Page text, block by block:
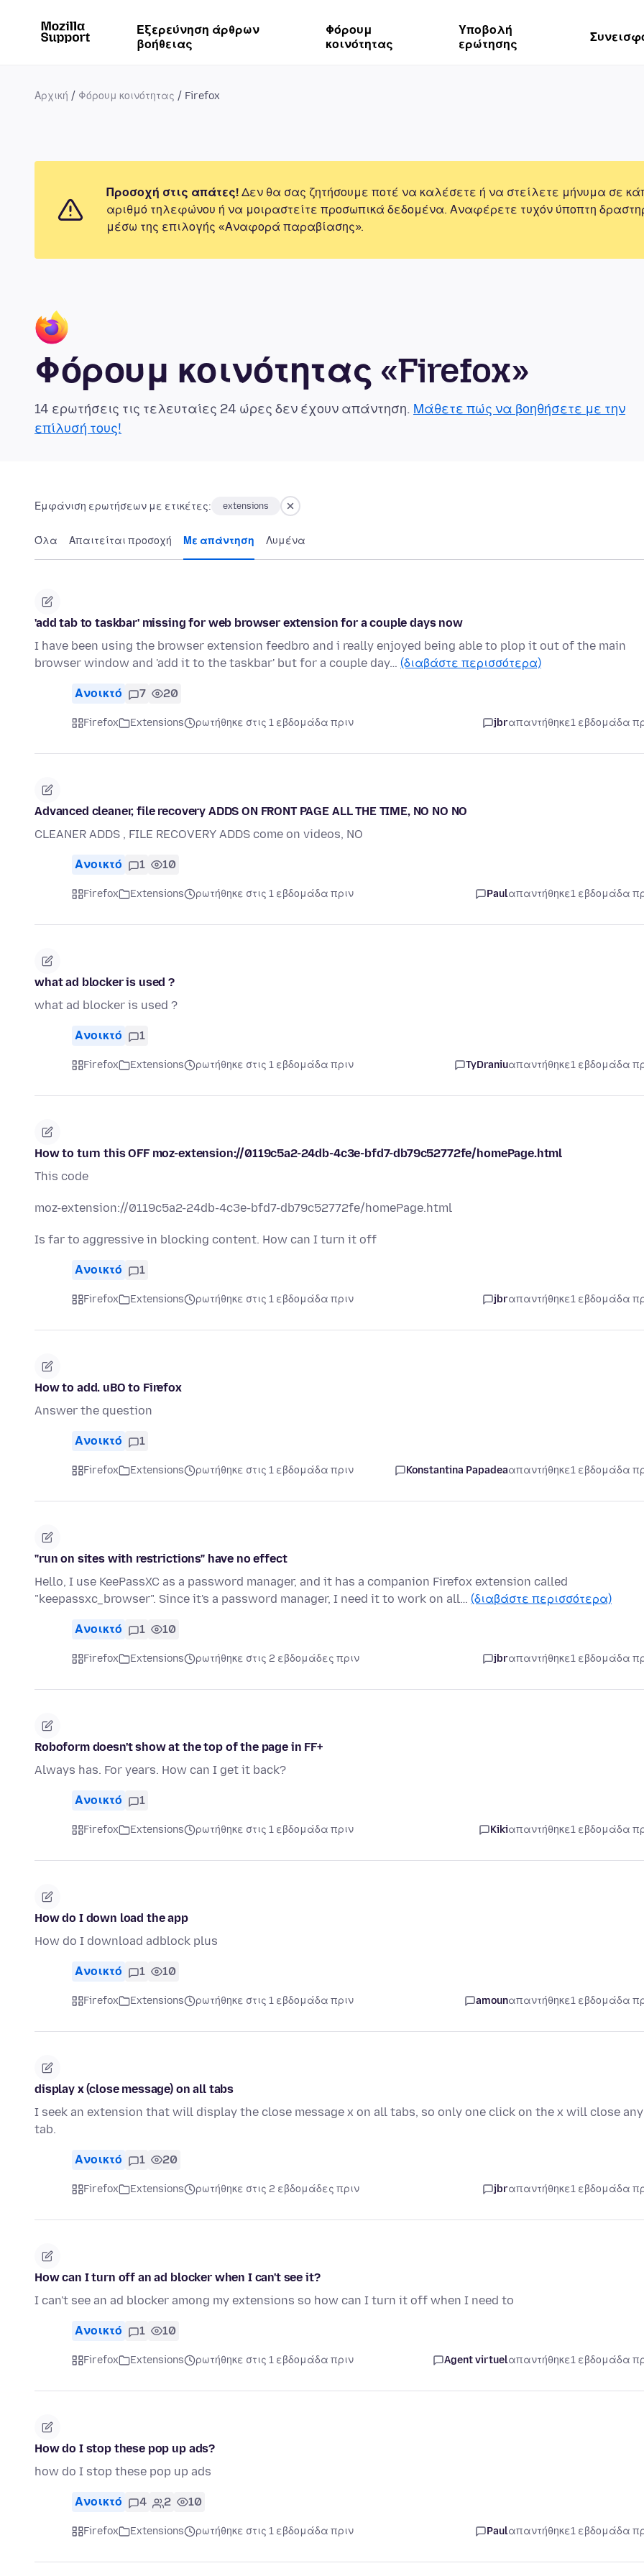
Εξερεύνηση άρθρων
βοήθειας
Φόρουμ
κοινότητας
Υποβολή
ερώτησης
Αρχική Φόρουμ κοινότητας Firefox
Προσοχή στις απάτες! Δεν θα σας ζητήσουμε ποτέ να καλέσετε ή να στείλετε μήνυμα σε
αριθμό τηλεφώνου ή να μοιραστείτε προσωπικά δεδομένα. Αναφέρετε τυχόν ύποπτη
μέσω της επιλογής «Αναφορά παραβίασης».
Φόρουμ κοινότητας «Firefox»
14 ερωτήσεις τις τελευταίες 24 ώρες δεν έχουν απάντηση. Μάθετε πώς να βοηθήσετε με την
επίλυσή τους!
Εμφάνιση ερωτήσεων με ετικέτες: extensions
Όλα Απαιτείται προσοχή Με απάντηση Λυμένα
'add tab to taskbar' missing for web browser extension for a couple days now
I have been using the browser extension feedbro and i really enjoyed being able to plop it out of the main
browser window and 'add it to the taskbar' but for a couple day… (διαβάστε περισσότερα)
Ανοικτό 7 20
Firefox Extensions ρωτήθηκε στις 1 εβδομάδα πριν jbrαπαντήθηκε1 εβδομάδα
Advanced cleaner, file recovery ADDS ON FRONT PAGE ALL THE TIME, NO NO NO
CLEANER ADDS , FILE RECOVERY ADDS come on videos, NO
Ανοικτό 1 10
Firefox Extensions ρωτήθηκε στις 1 εβδομάδα πριν Paulαπαντήθηκε1 εβδομάδα
what ad blocker is used ?
what ad blocker is used ?
Ανοικτό 1
Firefox Extensions ρωτήθηκε στις 1 εβδομάδα πριν TyDraniuαπαντήθηκε1 εβδομάδα
How to turn this OFF moz-extension://0119c5a2-24db-4c3e-bfd7-db79c52772fe/homePage.html
This code
moz-extension://0119c5a2-24db-4c3e-bfd7-db79c52772fe/homePage.html
Is far to aggressive in blocking content. How can I turn it off
Ανοικτό 1
Firefox Extensions ρωτήθηκε στις 1 εβδομάδα πριν jbrαπαντήθηκε1 εβδομάδα
How to add. uBO to Firefox
Answer the question
Ανοικτό 1
Firefox Extensions ρωτήθηκε στις 1 εβδομάδα πριν Konstantina Papadeaαπαντήθηκε1 εβδομάδα
"run on sites with restrictions" have no effect
Hello, I use KeePassXC as a password manager, and it has a companion Firefox extension called
"keepassxc_browser". Since it's a password manager, I need it to work on all… (διαβάστε περισσότερα)
Ανοικτό 1 10
Firefox Extensions ρωτήθηκε στις 2 εβδομάδες πριν jbrαπαντήθηκε1 εβδομάδα
Roboform doesn't show at the top of the page in FF+
Always has. For years. How can I get it back?
Ανοικτό 1
Firefox Extensions ρωτήθηκε στις 1 εβδομάδα πριν Kikiαπαντήθηκε1 εβδομάδα
How do I down load the app
How do I download adblock plus
Ανοικτό 1 10
Firefox Extensions ρωτήθηκε στις 1 εβδομάδα πριν amounαπαντήθηκε1 εβδομάδα
display x (close message) on all tabs
I seek an extension that will display the close message x on all tabs, so only one click on the x will close any
tab.
Ανοικτό 1 20
Firefox Extensions ρωτήθηκε στις 2 εβδομάδες πριν jbrαπαντήθηκε1 εβδομάδα
How can I turn off an ad blocker when I can't see it?
I can't see an ad blocker among my extensions so how can I turn it off when I need to
Ανοικτό 1 10
Firefox Extensions ρωτήθηκε στις 1 εβδομάδα πριν Agent virtuelαπαντήθηκε1 εβδομάδα
How do I stop these pop up ads?
how do I stop these pop up ads
Ανοικτό 4 2 10
Firefox Extensions ρωτήθηκε στις 1 εβδομάδα πριν Paulαπαντήθηκε1 εβδομάδα